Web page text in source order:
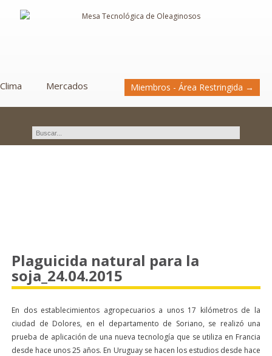
Clima Mercados Miembros - Área Restringida →
Plaguicida natural para la
soja_24.04.2015
En dos establecimientos agropecuarios a unos 17 kilómetros de la
ciudad de Dolores, en el departamento de Soriano, se realizó una
prueba de aplicación de una nueva tecnología que se utiliza en Francia
desde hace unos 25 años. En Uruguay se hacen los estudios desde hace